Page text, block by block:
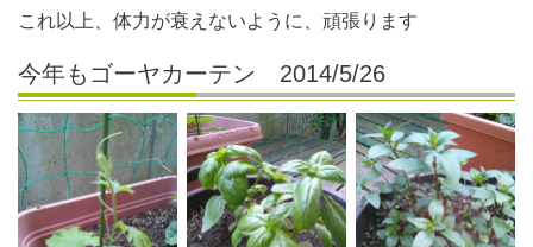
これ以上、体力が衰えないように、頑張ります
今年もゴーヤカーテン 2014/5/26